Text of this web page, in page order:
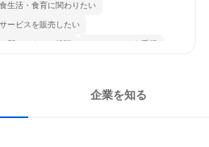
食生活・食育に関わりたい
ービスを販売したい
新しいものに挑戦 チームワークを重視
企業を知る